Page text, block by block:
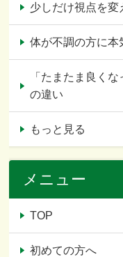
少しだけ視点を変
体が不調の方に本
「たまたま良く
の違い
もっと見る
メニュー
TOP
初めての方へ